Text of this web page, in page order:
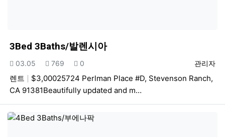
3Bed 3Baths/발렌시아
등록자
관리자
등록일
03.05 조회
769 추천
0
렌트
$3,00025724 Perlman Place #D, Stevenson Ranch,
CA 91381Beautifully updated and m…